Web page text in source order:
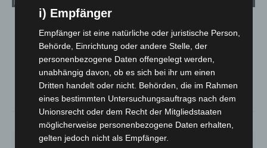
LANGENHAGEN
Klarer Himmel
20.3° C 21.1°
20.1°
59% 1.8m/s 5%
SO. MO. DI.
i) Empfänger
Empfänger ist eine natürliche oder juristische Person,
Behörde, Einrichtung oder andere Stelle, der
personenbezogene Daten offengelegt werden,
unabhängig davon, ob es sich bei ihr um einen
Dritten handelt oder nicht. Behörden, die im Rahmen
eines bestimmten Untersuchungsauftrags nach dem
Unionsrecht oder dem Recht der Mitgliedstaaten
möglicherweise personenbezogene Daten erhalten,
gelten jedoch nicht als Empfänger.